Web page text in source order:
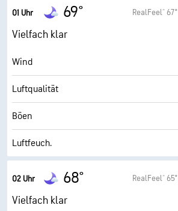
01 Uhr 69° RealFeel® 67°
Vielfach klar
Wind
Luftqualität
Böen
Luftfeuch.
AccuLumen Brightness Index™
02 Uhr 68° RealFeel® 65°
Vielfach klar